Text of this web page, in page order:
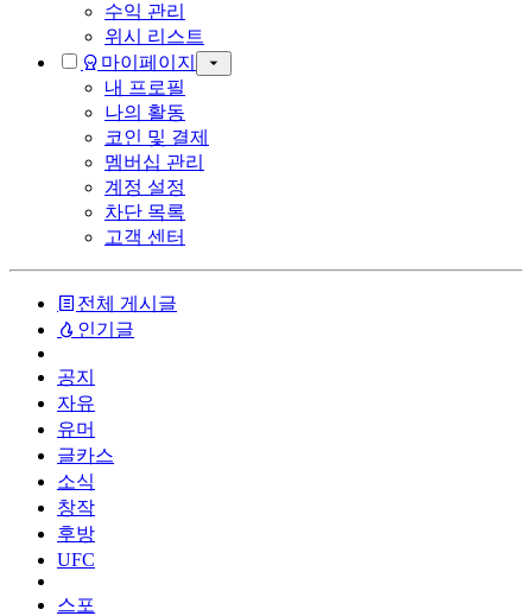
수익 관리
위시 리스트
마이페이지
내 프로필
나의 활동
코인 및 결제
멤버십 관리
계정 설정
차단 목록
고객 센터
전체 게시글
인기글
공지
자유
유머
글카스
소식
창작
후방
UFC
스포